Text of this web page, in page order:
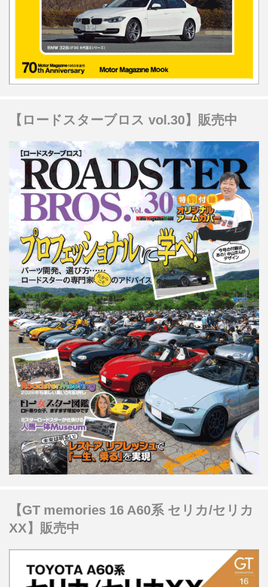
【ロードスターブロス vol.30】販売中
【GT memories 16 A60系 セリカ/セリカ
XX】販売中